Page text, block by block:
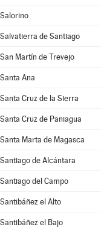
Salorino
Salvatierra de Santiago
San Martín de Trevejo
Santa Ana
Santa Cruz de la Sierra
Santa Cruz de Paniagua
Santa Marta de Magasca
Santiago de Alcántara
Santiago del Campo
Santibáñez el Alto
Santibáñez el Bajo